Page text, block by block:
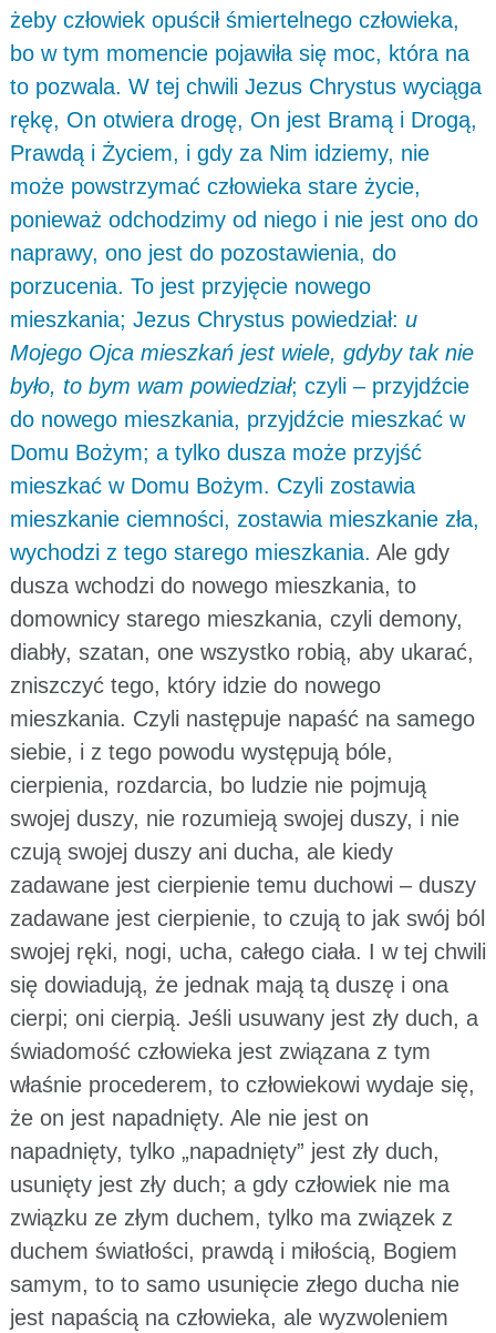
żeby człowiek opuścił śmiertelnego człowieka,
bo w tym momencie pojawiła się moc, która na
to pozwala. W tej chwili Jezus Chrystus wyciąga
rękę, On otwiera drogę, On jest Bramą i Drogą,
Prawdą i Życiem, i gdy za Nim idziemy, nie
może powstrzymać człowieka stare życie,
ponieważ odchodzimy od niego i nie jest ono do
naprawy, ono jest do pozostawienia, do
porzucenia. To jest przyjęcie nowego
mieszkania; Jezus Chrystus powiedział: u
Mojego Ojca mieszkań jest wiele, gdyby tak nie
było, to bym wam powiedział; czyli – przyjdźcie
do nowego mieszkania, przyjdźcie mieszkać w
Domu Bożym; a tylko dusza może przyjść
mieszkać w Domu Bożym. Czyli zostawia
mieszkanie ciemności, zostawia mieszkanie zła,
wychodzi z tego starego mieszkania. Ale gdy
dusza wchodzi do nowego mieszkania, to
domownicy starego mieszkania, czyli demony,
diabły, szatan, one wszystko robią, aby ukarać,
zniszczyć tego, który idzie do nowego
mieszkania. Czyli następuje napaść na samego
siebie, i z tego powodu występują bóle,
cierpienia, rozdarcia, bo ludzie nie pojmują
swojej duszy, nie rozumieją swojej duszy, i nie
czują swojej duszy ani ducha, ale kiedy
zadawane jest cierpienie temu duchowi – duszy
zadawane jest cierpienie, to czują to jak swój ból
swojej ręki, nogi, ucha, całego ciała. I w tej chwili
się dowiadują, że jednak mają tą duszę i ona
cierpi; oni cierpią. Jeśli usuwany jest zły duch, a
świadomość człowieka jest związana z tym
właśnie procederem, to człowiekowi wydaje się,
że on jest napadnięty. Ale nie jest on
napadnięty, tylko „napadnięty” jest zły duch,
usunięty jest zły duch; a gdy człowiek nie ma
związku ze złym duchem, tylko ma związek z
duchem światłości, prawdą i miłością, Bogiem
samym, to to samo usunięcie złego ducha nie
jest napaścią na człowieka, ale wyzwoleniem